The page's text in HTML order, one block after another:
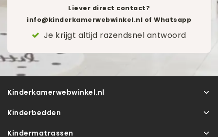
Liever direct contact?
info@kinderkamerwebwinkel.nl of Whatsapp
Je krijgt altijd razendsnel antwoord
Kinderkamerwebwinkel.nl
Kinderbedden
Kindermatrassen